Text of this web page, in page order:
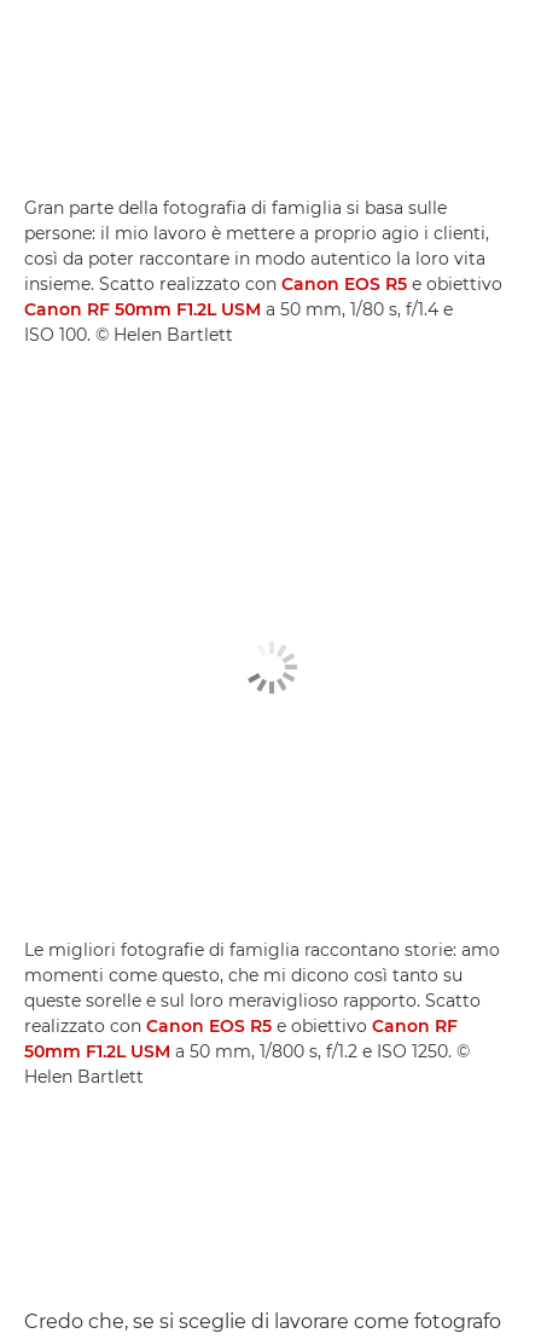
Gran parte della fotografia di famiglia si basa sulle
persone: il mio lavoro è mettere a proprio agio i clienti,
così da poter raccontare in modo autentico la loro vita
insieme. Scatto realizzato con Canon EOS R5 e obiettivo
Canon RF 50mm F1.2L USM a 50 mm, 1/80 s, f/1.4 e
ISO 100. © Helen Bartlett
Le migliori fotografie di famiglia raccontano storie: amo
momenti come questo, che mi dicono così tanto su
queste sorelle e sul loro meraviglioso rapporto. Scatto
realizzato con Canon EOS R5 e obiettivo Canon RF
50mm F1.2L USM a 50 mm, 1/800 s, f/1.2 e ISO 1250. ©
Helen Bartlett
Credo che, se si sceglie di lavorare come fotografo